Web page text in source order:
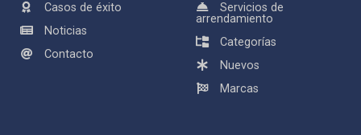
Casos de éxito
Noticias
Contacto
Servicios de
arrendamiento
Categorías
Nuevos
Marcas